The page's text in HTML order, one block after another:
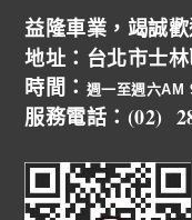
益隆車業，竭誠
地址：台北市士
時間： 週一至週六AM
服務電話：(02)